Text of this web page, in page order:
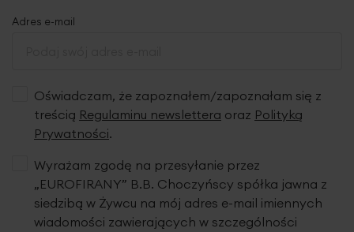
Adres e-mail
Oświadczam, że zapoznałem/zapoznałam się z
treścią Regulaminu newslettera oraz Polityką
Prywatności.
Wyrażam zgodę na przesyłanie przez
„EUROFIRANY” B.B. Choczyńscy spółka jawna z
siedzibą w Żywcu na mój adres e-mail imiennych
wiadomości zawierających w szczególności